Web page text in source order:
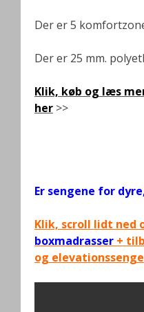
Der er 5
Der er 25 mm.
Klik, køb og læs
her >>
Er sengene for
Klik, scroll lidt ned
boxmadrasser +
og elevationssenge